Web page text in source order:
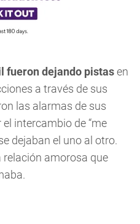
fueron dejando pistasen
a través de sus
las alarmas de sus
intercambio de “me
dejaban el uno al otro.
relación amorosa que